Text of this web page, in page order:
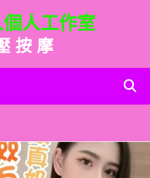
人工作室
按 摩